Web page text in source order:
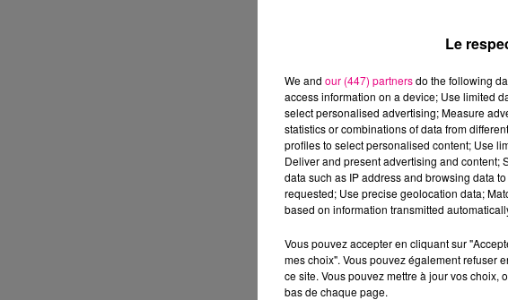
Le
We and our (447) partnersdo the following
access information on a device; Use limited
select personalised advertising; Measure
statistics or combinations of data from
profiles to select personalised content; Use
Deliver and present advertising and content;
data such as IP address and browsing data
requested; Use precise geolocation data;
based on information transmitted
Vous pouvez accepter en cliquant sur
mes choix". Vous pouvez également refuser
ce site. Vous pouvez mettre à jour vos choix,
bas de chaque page.